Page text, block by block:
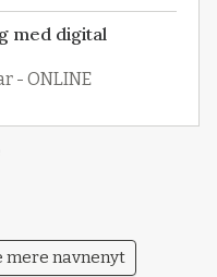
med digital
- ONLINE
mere navnenyt